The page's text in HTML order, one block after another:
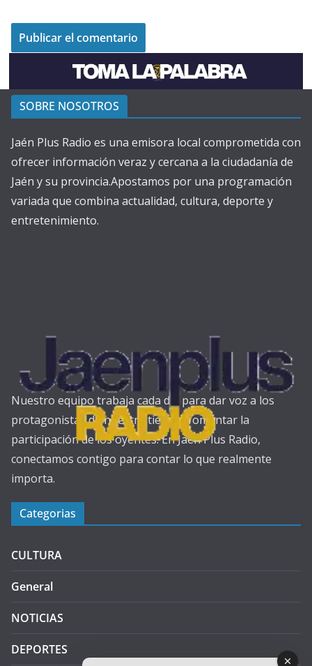
SOBRE NOSOTROS
Jaén Plus Radio es una emisora local comprometida con
ofrecer información veraz y cercana a la ciudadanía de
Jaén y su provincia.Apostamos por una programación
variada que combina actualidad, cultura, deporte y
entretenimiento.
Nuestro equipo trabaja cada día para dar voz a los
protagonistas de nuestra tierra y fomentar la
participación de los oyentes. En Jaén Plus Radio,
conectamos contigo para contar lo que realmente
importa.
Categorias
CULTURA
General
NOTICIAS
DEPORTES